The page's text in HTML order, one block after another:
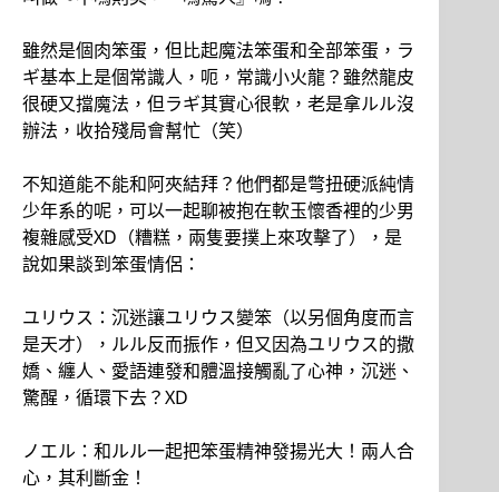
雖然是個肉笨蛋，但比起魔法笨蛋和全部笨蛋，ラ
ギ基本上是個常識人，呃，常識小火龍？雖然龍皮
很硬又擋魔法，但ラギ其實心很軟，老是拿ルル沒
辦法，收拾殘局會幫忙（笑）
不知道能不能和阿夾結拜？他們都是彆扭硬派純情
少年系的呢，可以一起聊被抱在軟玉懷香裡的少男
複雜感受XD（糟糕，兩隻要撲上來攻擊了），是
說如果談到笨蛋情侶：
ユリウス：沉迷讓ユリウス變笨（以另個角度而言
是天才），ルル反而振作，但又因為ユリウス的撒
嬌、纏人、愛語連發和體溫接觸亂了心神，沉迷、
驚醒，循環下去？XD
ノエル：和ルル一起把笨蛋精神發揚光大！兩人合
心，其利斷金！